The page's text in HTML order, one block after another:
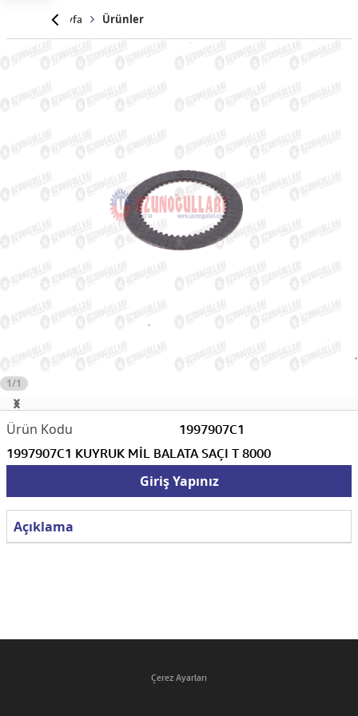
Anasayfa Ürünler
1/1
1997907C1
1997907C1 KUYRUK MİL BALATA SAÇI T 8000
Giriş Yapınız
Açıklama
Çerez Ayarları